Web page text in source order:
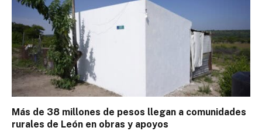
Más de 38 millones de pesos llegan a comunidades
rurales de León en obras y apoyos